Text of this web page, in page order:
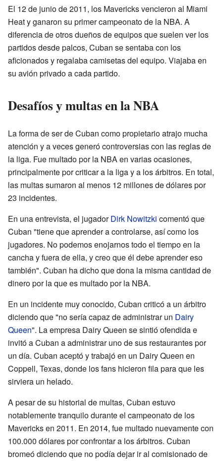
El 12 de junio de 2011, los Mavericks vencieron al Miami
Heat y ganaron su primer campeonato de la NBA. A
diferencia de otros dueños de equipos que suelen ver los
partidos desde palcos, Cuban se sentaba con los
aficionados y regalaba camisetas del equipo. Viajaba en
su avión privado a cada partido.
Desafíos y multas en la NBA
La forma de ser de Cuban como propietario atrajo mucha
atención y a veces generó controversias con las reglas de
la liga. Fue multado por la NBA en varias ocasiones,
principalmente por criticar a la liga y a los árbitros. En total,
las multas sumaron al menos 12 millones de dólares por
23 incidentes.
En una entrevista, el jugadorDirk Nowitzki comentó que
Cuban "tiene que aprender a controlarse, así como los
jugadores. No podemos enojarnos todo el tiempo en la
cancha y fuera de ella, y creo que él debe aprender eso
también". Cuban ha dicho que dona la misma cantidad de
dinero por la que es multado por la NBA.
En un incidente muy conocido, Cuban criticó a un árbitro
diciendo que "no sería capaz de administrar un Dairy
Queen". La empresa Dairy Queen se sintió ofendida e
invitó a Cuban a administrar uno de sus restaurantes por
un día. Cuban aceptó y trabajó en un Dairy Queen en
Coppell, Texas, donde los fans hicieron fila para que les
sirviera un helado.
A pesar de su historial de multas, Cuban estuvo
notablemente tranquilo durante el campeonato de los
Mavericks en 2011. En 2014, fue multado nuevamente con
100.000 dólares por confrontar a los árbitros. Cuban
bromeó diciendo que no podía dejar ir al comisionado de